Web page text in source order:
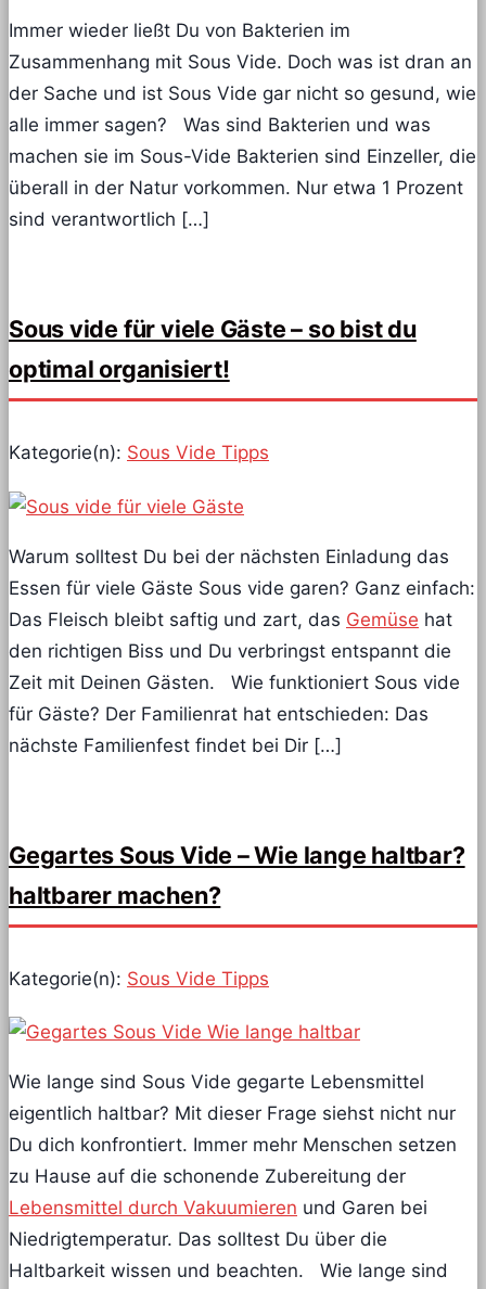
Immer wieder ließt Du von Bakterien im
Zusammenhang mit Sous Vide. Doch was ist dran an
der Sache und ist Sous Vide gar nicht so gesund, wie
alle immer sagen? Was sind Bakterien und was
machen sie im Sous-Vide Bakterien sind Einzeller, die
überall in der Natur vorkommen. Nur etwa 1 Prozent
sind verantwortlich […]
Sous vide für viele Gäste – so bist du
optimal organisiert!
Kategorie(n): Sous Vide Tipps
Warum solltest Du bei der nächsten Einladung das
Essen für viele Gäste Sous vide garen? Ganz einfach:
Das Fleisch bleibt saftig und zart, das Gemüse hat
den richtigen Biss und Du verbringst entspannt die
Zeit mit Deinen Gästen. Wie funktioniert Sous vide
für Gäste? Der Familienrat hat entschieden: Das
nächste Familienfest findet bei Dir […]
Gegartes Sous Vide – Wie lange haltbar?
haltbarer machen?
Kategorie(n): Sous Vide Tipps
Wie lange sind Sous Vide gegarte Lebensmittel
eigentlich haltbar? Mit dieser Frage siehst nicht nur
Du dich konfrontiert. Immer mehr Menschen setzen
zu Hause auf die schonende Zubereitung der
Lebensmittel durch Vakuumieren und Garen bei
Niedrigtemperatur. Das solltest Du über die
Haltbarkeit wissen und beachten. Wie lange sind